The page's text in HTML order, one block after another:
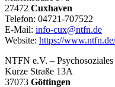
27472 Cuxhaven
Telefon: 04721-707522
E-Mail: info-cux@ntfn.de
Website: https://
NTFN e.V. –
Kurze Straße 13A
37073 Göttingen